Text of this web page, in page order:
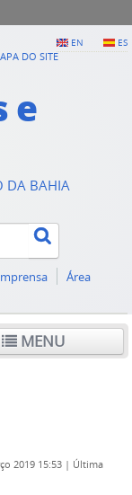
EN ES
DO SITE
e
DA BAHIA
Área
MENU
2019 15:53 | Última